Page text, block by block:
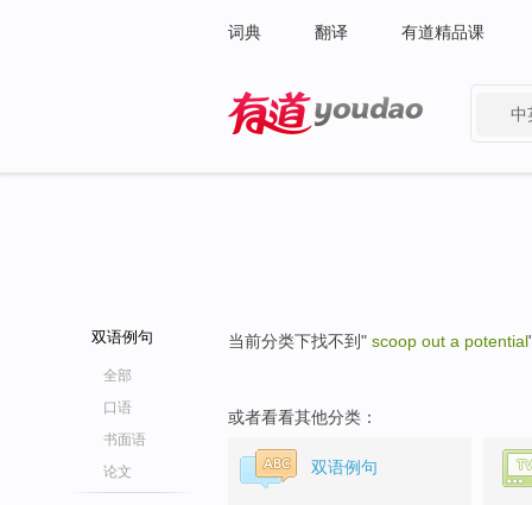
词典 翻译 有道精品课
中
双语例句
全部
口语
书面语
论文
当前分类下找不到" scoop out a potential
或者看看其他分类：
双语例句